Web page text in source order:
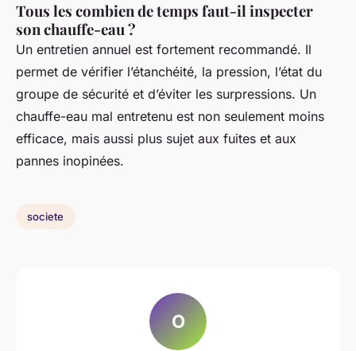
Tous les combien de temps faut-il inspecter
son chauffe-eau ?
Un entretien annuel est fortement recommandé. Il
permet de vérifier l’étanchéité, la pression, l’état du
groupe de sécurité et d’éviter les surpressions. Un
chauffe-eau mal entretenu est non seulement moins
efficace, mais aussi plus sujet aux fuites et aux
pannes inopinées.
societe
O